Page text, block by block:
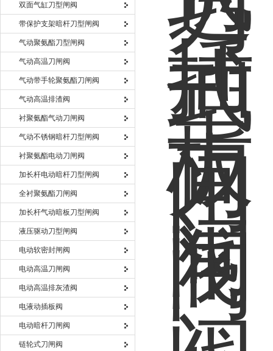
双面气缸刀型闸阀
带保护支架暗杆刀型闸阀
气动聚氨酯刀型闸阀
气动高温刀闸阀
气动带手轮聚氨酯刀闸阀
气动高温排渣阀
衬聚氨酯气动刀闸阀
气动不锈钢暗杆刀型闸阀
衬聚氨酯电动刀闸阀
加长杆电动暗杆刀型闸阀
全衬聚氨酯刀闸阀
加长杆气动暗板刀型闸阀
液压驱动刀型闸阀
电动软密封闸阀
电动高温刀闸阀
电动高温排灰渣阀
电液动插板阀
电动暗杆刀闸阀
链轮式刀闸阀